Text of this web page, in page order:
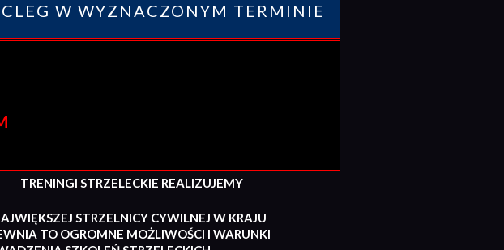
W WYZNACZONYM TERMINIE
STRZELECKIE REALIZUJEMY
STRZELNICY CYWILNEJ W KRAJU
TO OGROMNE MOŻLIWOŚCI I WARUNKI